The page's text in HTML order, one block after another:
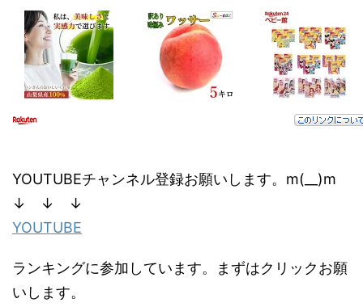
YOUTUBEチャンネル登録お願いします。m(__)m
↓ ↓ ↓
YOUTUBE
ランキングに参加しています。まずはクリックお願
いします。